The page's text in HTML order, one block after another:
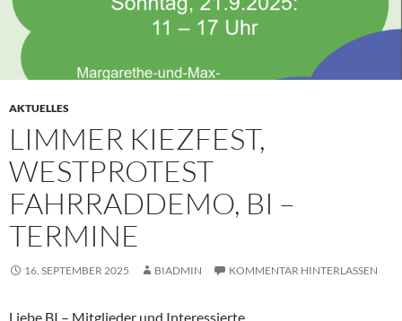
AKTUELLES
LIMMER KIEZFEST,
WESTPROTEST
FAHRRADDEMO, BI –
TERMINE
16. SEPTEMBER 2025 BIADMIN KOMMENTAR HINTERLASSEN
Liebe BI – Mitglieder und Interessierte,